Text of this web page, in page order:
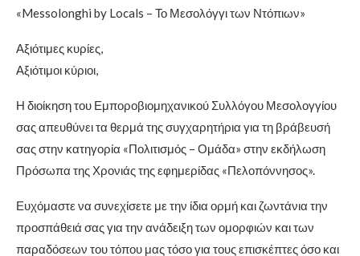
«Messolonghi by Locals – Το Μεσολόγγι των Ντόπιων»
Αξιότιμες κυρίες,
Αξιότιμοι κύριοι,
Η διοίκηση του Εμποροβιομηχανικού Συλλόγου Μεσολογγίου
σας απευθύνει τα θερμά της συγχαρητήρια για τη βράβευσή
σας στην κατηγορία «Πολιτισμός – Ομάδα» στην εκδήλωση
Πρόσωπα της Χρονιάς της εφημερίδας «Πελοπόννησος».
Ευχόμαστε να συνεχίσετε με την ίδια ορμή και ζωντάνια την
προσπάθειά σας για την ανάδειξη των ομορφιών και των
παραδόσεων του τόπου μας τόσο για τους επισκέπτες όσο και